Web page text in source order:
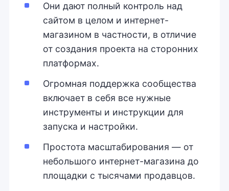
Они дают полный контроль над
сайтом в целом и интернет-
магазином в частности, в отличие
от создания проекта на сторонних
платформах.
Огромная поддержка сообщества
включает в себя все нужные
инструменты и инструкции для
запуска и настройки.
Простота масштабирования — от
небольшого интернет-магазина до
площадки с тысячами продавцов.